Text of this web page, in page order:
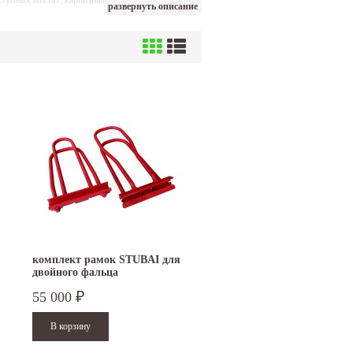
применение современных технологий
развернуть описание
комплект рамок STUBAI для
двойного фальца
55 000 ₽